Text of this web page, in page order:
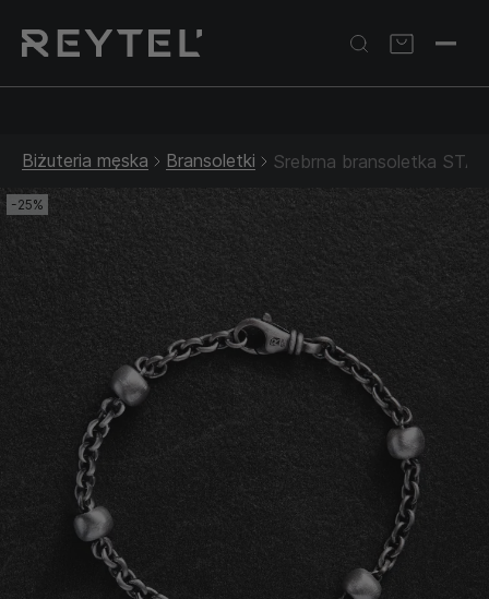
Złota biżuteria: –30% | Do 31.08
Biżuteria męska Bransoletki Srebrna bransoletka
-25%